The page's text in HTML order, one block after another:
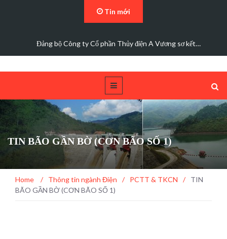
Tin mới
Đảng bộ Công ty Cổ phần Thủy điện A Vương sơ kết…
TIN BÃO GẦN BỜ (CƠN BÃO SỐ 1)
Home / Thông tin ngành Điện / PCTT & TKCN /
TIN
BÃO GẦN BỜ (CƠN BÃO SỐ 1)